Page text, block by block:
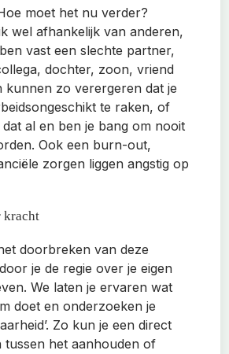
moet het nu verder?
wel afhankelijk van anderen,
vast een slechte partner,
dochter, zoon, vriend
kunnen zo verergeren dat je
te raken, of
dat al en ben je bang om nooit
Ook een burn-out,
zorgen liggen angstig op
kracht
doorbreken van deze
je de regie over je eigen
We laten je ervaren wat
doet en onderzoeken je
Zo kun je een direct
het aanhouden of